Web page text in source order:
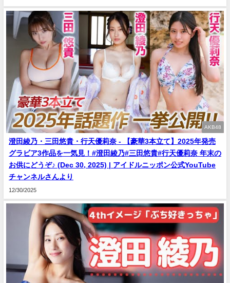
AKB48
澄田綾乃・三田悠貴・行天優莉奈 - 【豪華3本立て】2025年発売
グラビア3作品を一気見！#澄田綾乃#三田悠貴#行天優莉奈 年末の
お供にどうぞ♪ (Dec 30, 2025) | アイドルニッポン公式YouTube
チャンネルさんより
12/30/2025